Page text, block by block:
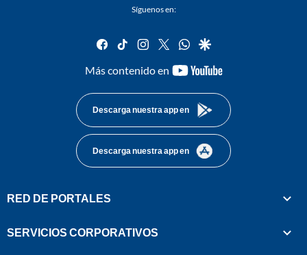
Síguenos en:
facebook
tiktok instagram
twitterwhatsapp
google
Más contenido en
youtube-
Descarga nuestra app en
Descarga nuestra app en
RED DE PORTALES
SERVICIOS CORPORATIVOS